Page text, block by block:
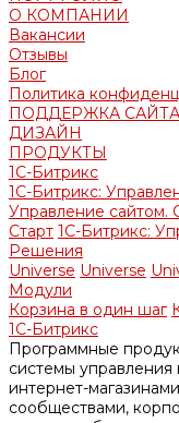
О КОМПАНИИ
Вакансии
Отзывы
Блог
Политика
ПОДДЕРЖКА САЙТА
ДИЗАЙН
ПРОДУКТЫ
1С-Битрикс
1С-Битрикс:
Управление сайтом.
Старт 1С-Битрикс:
Решения
Universe Universe
Модули
Корзина в один шаг
1С-Битрикс
Программные
системы
интернет-
сообществами,